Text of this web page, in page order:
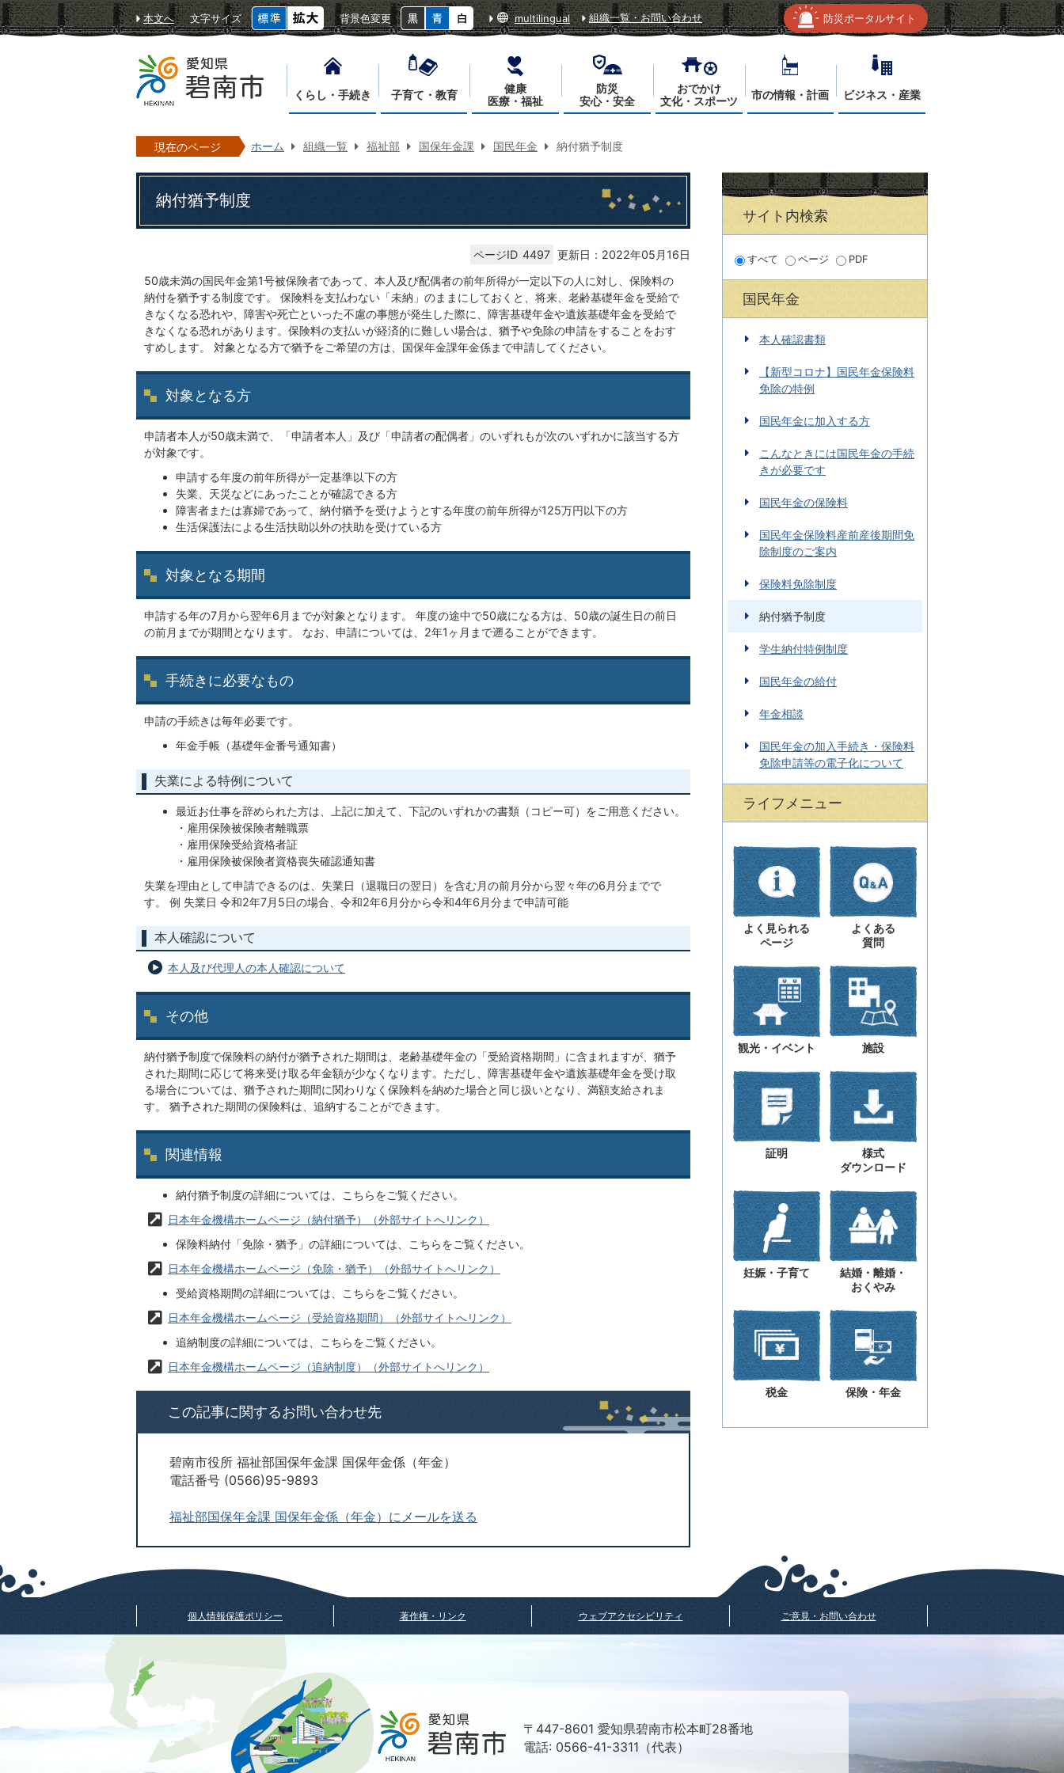
本文へ 文字サイズ 背景色変更 multilingual 組織一覧・お問い合わせ 防災ポータルサイト
くらし・手続き 子育て・教育
健康
医療・福祉
防災
安心・安全
おでかけ
文化・スポーツ
市の情報・計画 ビジネス・産業
現在のページ ホーム 組織一覧 福祉部 国保年金課 国民年金 納付猶予制度
納付猶予制度
ページID 4497 更新日：2022年05月16日
50歳未満の国民年金第1号被保険者であって、本人及び配偶者の前年所得が一定以下の人に対し、保険料の
納付を猶予する制度です。 保険料を支払わない「未納」のままにしておくと、将来、老齢基礎年金を受給で
きなくなる恐れや、障害や死亡といった不慮の事態が発生した際に、障害基礎年金や遺族基礎年金を受給で
きなくなる恐れがあります。保険料の支払いが経済的に難しい場合は、猶予や免除の申請をすることをおす
すめします。 対象となる方で猶予をご希望の方は、国保年金課年金係まで申請してください。
対象となる方
申請者本人が50歳未満で、「申請者本人」及び「申請者の配偶者」のいずれもが次のいずれかに該当する方
が対象です。
申請する年度の前年所得が一定基準以下の方
失業、天災などにあったことが確認できる方
障害者または寡婦であって、納付猶予を受けようとする年度の前年所得が125万円以下の方
生活保護法による生活扶助以外の扶助を受けている方
対象となる期間
申請する年の7月から翌年6月までが対象となります。 年度の途中で50歳になる方は、50歳の誕生日の前日
の前月までが期間となります。 なお、申請については、2年1ヶ月まで遡ることができます。
手続きに必要なもの
申請の手続きは毎年必要です。
年金手帳（基礎年金番号通知書）
失業による特例について
最近お仕事を辞められた方は、上記に加えて、下記のいずれかの書類（コピー可）をご用意ください。
・雇用保険被保険者離職票
・雇用保険受給資格者証
・雇用保険被保険者資格喪失確認通知書
失業を理由として申請できるのは、失業日（退職日の翌日）を含む月の前月分から翌々年の6月分までで
す。 例 失業日 令和2年7月5日の場合、令和2年6月分から令和4年6月分まで申請可能
本人確認について
本人及び代理人の本人確認について
その他
納付猶予制度で保険料の納付が猶予された期間は、老齢基礎年金の「受給資格期間」に含まれますが、猶予
された期間に応じて将来受け取る年金額が少なくなります。ただし、障害基礎年金や遺族基礎年金を受け取
る場合については、猶予された期間に関わりなく保険料を納めた場合と同じ扱いとなり、満額支給されま
す。 猶予された期間の保険料は、追納することができます。
関連情報
納付猶予制度の詳細については、こちらをご覧ください。
日本年金機構ホームページ（納付猶予）（外部サイトへリンク）
保険料納付「免除・猶予」の詳細については、こちらをご覧ください。
日本年金機構ホームページ（免除・猶予）（外部サイトへリンク）
受給資格期間の詳細については、こちらをご覧ください。
日本年金機構ホームページ（受給資格期間）（外部サイトへリンク）
追納制度の詳細については、こちらをご覧ください。
日本年金機構ホームページ（追納制度）（外部サイトへリンク）
この記事に関するお問い合わせ先
碧南市役所 福祉部国保年金課 国保年金係（年金）
電話番号 (0566)95-9893
福祉部国保年金課 国保年金係（年金）にメールを送る
サイト内検索
すべて ページ PDF
国民年金
本人確認書類
【新型コロナ】国民年金保険料
免除の特例
国民年金に加入する方
こんなときには国民年金の手続
きが必要です
国民年金の保険料
国民年金保険料産前産後期間免
除制度のご案内
保険料免除制度
納付猶予制度
学生納付特例制度
国民年金の給付
年金相談
国民年金の加入手続き・保険料
免除申請等の電子化について
ライフメニュー
よく見られる
ページ
よくある
質問
観光・イベント 施設
証明
様式
ダウンロード
妊娠・子育て
結婚・離婚・
おくやみ
税金 保険・年金
個人情報保護ポリシー 著作権・リンク ウェブアクセシビリティ ご意見・お問い合わせ
〒447-8601 愛知県碧南市松本町28番地
電話: 0566-41-3311（代表）